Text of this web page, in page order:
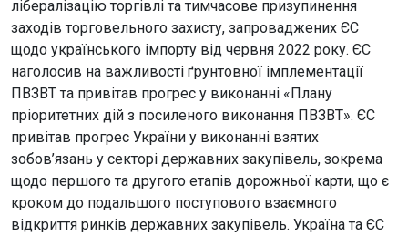
лібералізацію торгівлі та тимчасове призупинення
заходів торговельного захисту, запроваджених ЄС
щодо українського імпорту від червня 2022 року. ЄС
наголосив на важливості ґрунтовної імплементації
ПВЗВТ та привітав прогрес у виконанні «Плану
пріоритетних дій з посиленого виконання ПВЗВТ». ЄС
привітав прогрес України у виконанні взятих
зобов’язань у секторі державних закупівель, зокрема
щодо першого та другого етапів дорожньої карти, що є
кроком до подальшого поступового взаємного
відкриття ринків державних закупівель. Україна та ЄС